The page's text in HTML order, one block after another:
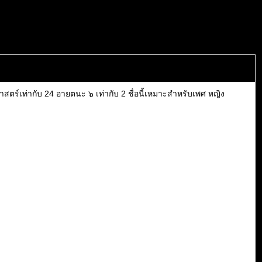
ตร์เท่ากับ 24 อายตนะ ๖ เท่ากับ 2 ชื่อนี้เหมาะสำหรับเพศ หญิง